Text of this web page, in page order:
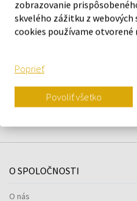
O ZNAČKE
Náš výber na
O SPOLOČNOSTI
O nás
zobrazovanie
skvelého zážitku z
cookies používame otvorené
Poprieť
Povoliť všetko